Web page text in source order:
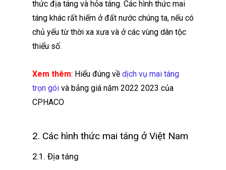
thức địa táng và hỏa táng. Các hình thức mai
táng khác rất hiếm ở đất nước chúng ta, nếu có
chủ yếu từ thời xa xưa và ở các vùng dân tộc
thiểu số.
Xem thêm: Hiểu đúng về dịch vụ mai táng
trọn gói và bảng giá năm 2022 2023 của
CPHACO
2. Các hình thức mai táng ở Việt Nam
2.1. Địa táng